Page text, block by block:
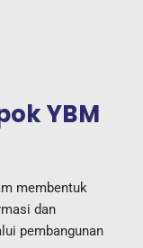
YBM
membentuk
dan
pembangunan